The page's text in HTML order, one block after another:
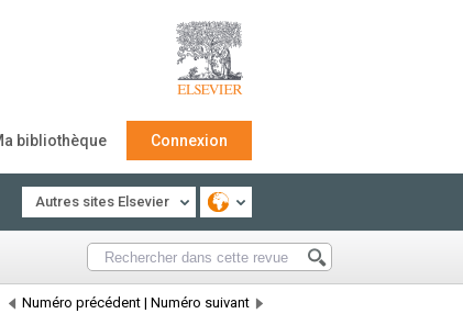
bibliothèque Connexion
Autres sites Elsevier
Numéro précédent | Numéro suivant